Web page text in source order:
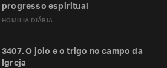
HOMILIA DIÁRIA
progresso espiritual
3407. O joio e o trigo no campo da
Igreja